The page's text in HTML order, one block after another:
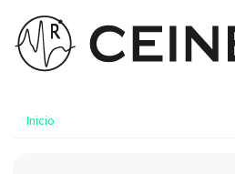
Inicio